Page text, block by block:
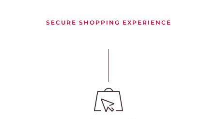
SECURE SHOPPING EXPERIENCE